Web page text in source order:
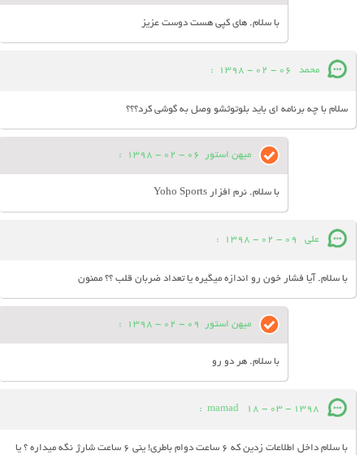
با سلام. های کپی هست دوست عزیز
محمد 06 - 02 - 1398
:
سلام با چه برنامه ای باید بلوتوثشو وصل به گوشی کرد؟؟؟
میهن استور 06 - 02 - 1398
:
با سلام. نرم افزار Yoho Sports
علی 09 - 02 - 1398
:
با سلام. آیا فشار خون رو اندازه میگیره یا تعداد ضربان قلب ؟؟ ممنون
میهن استور 09 - 02 - 1398
:
با سلام. هر دو رو
mamad 18 - 03 - 1398
:
با سلام داخل اطلاعات زدین که 6 ساعت دوام باطری! ینی 6 ساعت شارژ نگه میداره ؟ یا